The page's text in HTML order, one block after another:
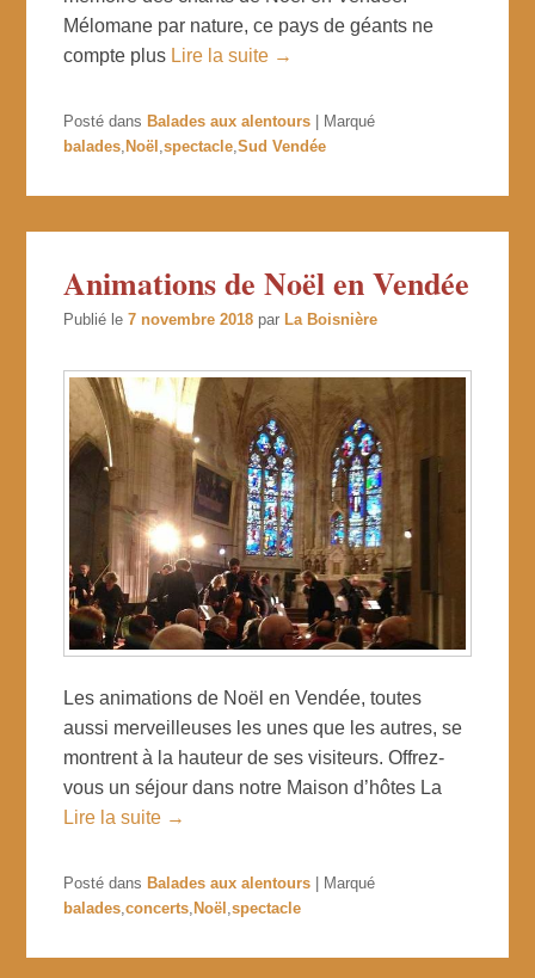
Mélomane par nature, ce pays de géants ne
compte plus Lire la suite →
Posté dans Balades aux alentours
Marqué
balades Noël ,spectacle ,Sud Vendée
Animations de Noël en Vendée
Publié le7 novembre 2018 parLa Boisnière
Les animations de Noël en Vendée, toutes
aussi merveilleuses les unes que les autres, se
montrent à la hauteur de ses visiteurs. Offrez-
vous un séjour dans notre Maison d’hôtes La
Lire la suite →
Posté dans Balades aux alentours | Marqué
balades ,concerts ,Noël ,spectacle